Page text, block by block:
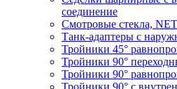
соединение
Смотровые стекла,
Танк-адаптеры с
Тройники 45°
Тройники 90°
Тройники 90°
Тройники 90° с